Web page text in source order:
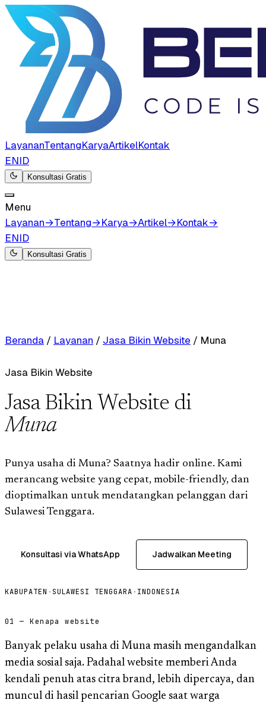
LayananTentangKaryaArtikelKontak
ENID
Konsultasi Gratis
Menu
Layanan→Tentang→Karya→Artikel→Kontak→
ENID
Konsultasi Gratis
Beranda / Layanan / Jasa Bikin Website / Muna
Jasa Bikin Website
Jasa Bikin Website di
Muna
Punya usaha di Muna? Saatnya hadir online. Kami
merancang website yang cepat, mobile-friendly, dan
dioptimalkan untuk mendatangkan pelanggan dari
Sulawesi Tenggara.
Konsultasi via WhatsApp Jadwalkan Meeting
KABUPATEN · SULAWESI TENGGARA · INDONESIA
01 — Kenapa website
Banyak pelaku usaha di Muna masih mengandalkan
media sosial saja. Padahal website memberi Anda
kendali penuh atas citra brand, lebih dipercaya, dan
muncul di hasil pencarian Google saat warga